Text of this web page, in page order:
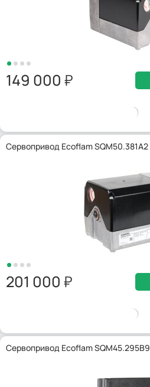
149 000
Сервопривод Ecoflam SQM50.381A2
201 000
Сервопривод Ecoflam SQM45.295B9